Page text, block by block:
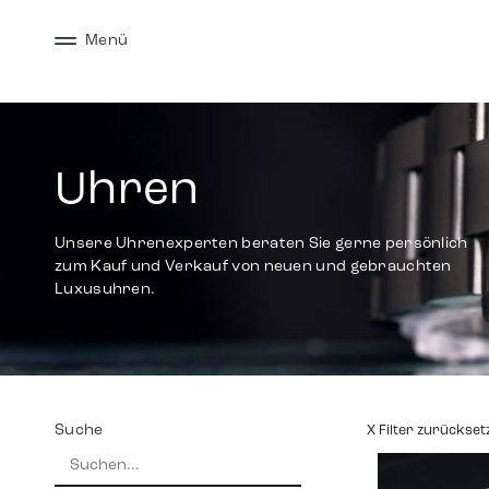
Menü
Uhren
Unsere Uhrenexperten beraten Sie gerne persönlich
zum Kauf und Verkauf von neuen und gebrauchten
Luxusuhren.
Suche X Filter